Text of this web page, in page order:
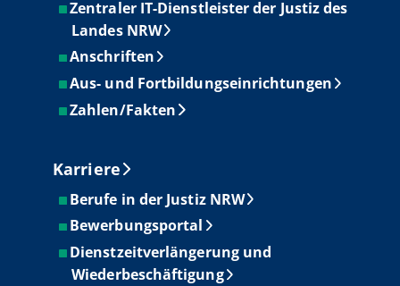
Zentraler IT-Dienstleister der Justiz des
Landes NRW
Anschriften
Aus- und Fortbildungseinrichtungen
Zahlen/Fakten
Karriere
Berufe in der Justiz NRW
Bewerbungsportal
Dienstzeitverlängerung und
Wiederbeschäftigung